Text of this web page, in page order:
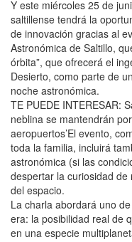
Y este miércoles 25 de
saltillense tendrá la
de innovación gracias al
Astronómica de Saltillo,
órbita”, que ofrecerá el
Desierto, como parte de
noche astronómica.
TE PUEDE INTERESAR:
neblina se mantendrán
aeropuertos’El evento,
toda la familia, incluirá
astronómica (si las
despertar la curiosidad
del espacio.
La charla abordará uno
era: la posibilidad real de
en una especie